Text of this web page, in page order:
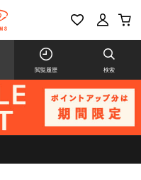
閲覧履歴 検索